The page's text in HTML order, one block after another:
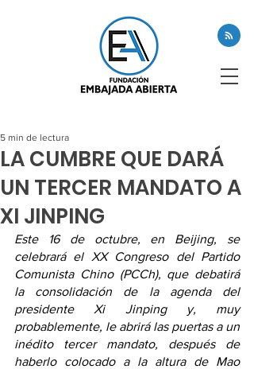
LA CUMBRE QUE DARÁ
UN TERCER MANDATO A
XI JINPING
5 min de lectura
Este 16 de octubre, en Beijing, se
celebrará el XX Congreso del Partido
Comunista Chino (PCCh), que debatirá
la consolidación de la agenda del
presidente Xi Jinping y, muy
probablemente, le abrirá las puertas a un
inédito tercer mandato, después de
haberlo colocado a la altura de Mao